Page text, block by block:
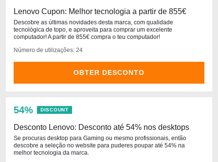
Lenovo Cupon: Melhor tecnologia a partir de 855€
Descobre as últimas novidades desta marca, com qualidade
tecnológica de topo, e aproveita para comprar um excelente
computador! A partir de 855€ compra o teu computador!
Número de utilizações: 24
OBTER DESCONTO
54% DISCOUNT
Desconto Lenovo: Desconto até 54% nos desktops
Se procuras desktop para Gaming ou mesmo profissionais, então
descobre a seleção no website para puderes poupar até 54% na
melhor tecnologia da marca.